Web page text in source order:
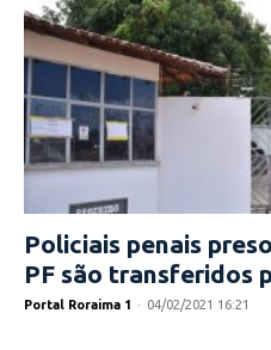
Policiais penais
PF são transferidos
Portal Roraima 1 - 04/02/2021 16:21